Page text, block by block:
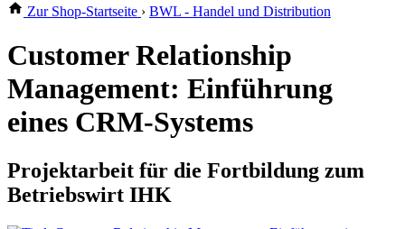
Zur Shop-Startseite › BWL - Handel und Distribution
Customer Relationship
Management: Einführung
eines CRM-Systems
Projektarbeit für die Fortbildung zum
Betriebswirt IHK